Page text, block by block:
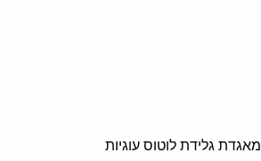
מאגדת גלידת לוטוס עוגיות